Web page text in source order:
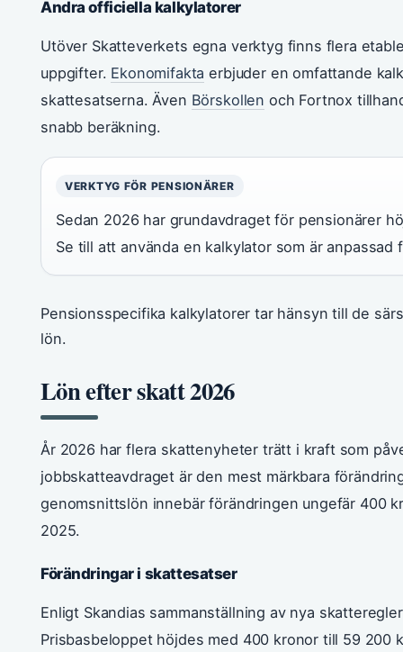
Andra officiella kalkylatorer
Utöver Skatteverkets egna verktyg finns flera
uppgifter. Ekonomifakta erbjuder en omfattande
skattesatserna. Även Börskollen och Fortnox
snabb beräkning.
VERKTYG FÖR PENSIONÄRER
Sedan 2026 har grundavdraget för pensionärer
Se till att använda en kalkylator som är
Pensionsspecifika kalkylatorer tar hänsyn till de
lön.
Lön efter skatt 2026
År 2026 har flera skattenyheter trätt i kraft som
jobbskatteavdraget är den mest märkbara
genomsnittslön innebär förändringen ungefär 400
2025.
Förändringar i skattesatser
Enligt Skandias sammanställning av nya
Prisbasbeloppet höjdes med 400 kronor till 59 200